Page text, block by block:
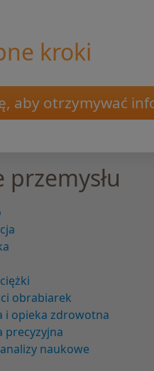
kroki
aby otrzymywać
przemysłu
obrabiarek
i opieka zdrowotna
precyzyjna
naukowe